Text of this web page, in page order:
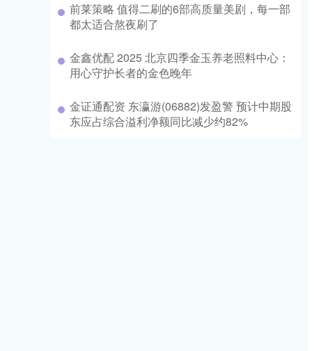
前莱策略 值得二刷的6部高质量美剧，每一部
都太适合熬夜刷了
金鑫优配 2025 北京四季金玉养老照料中心：
用心守护长者的金色晚年
金证通配资 东瀛游(06882)发盈警 预计中期股
东应占综合溢利净额同比减少约82%